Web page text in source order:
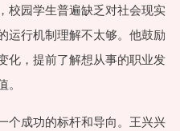
校园学生普遍缺乏对社会现实
运行机制理解不太够。他鼓励
化，提前了解想从事的职业发
个成功的标杆和导向。王兴兴